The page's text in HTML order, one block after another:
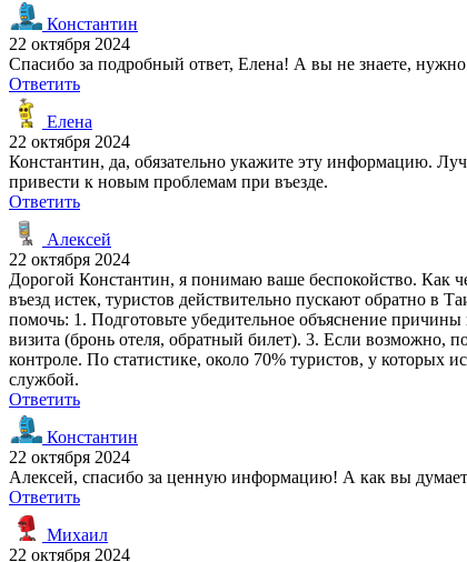
Константин
22 октября 2024
Спасибо за подробный ответ, Елена! А вы не знаете,
Ответить
Елена
22 октября 2024
Константин, да, обязательно укажите эту информацию.
привести к новым проблемам при въезде.
Ответить
Алексей
22 октября 2024
Дорогой Константин, я понимаю ваше беспокойство. Как
въезд истек, туристов действительно пускают обратно в
помочь: 1. Подготовьте убедительное объяснение
визита (бронь отеля, обратный билет). 3. Если возможно,
контроле. По статистике, около 70% туристов, у которых
службой.
Ответить
Константин
22 октября 2024
Алексей, спасибо за ценную информацию! А как вы
Ответить
Михаил
22 октября 2024